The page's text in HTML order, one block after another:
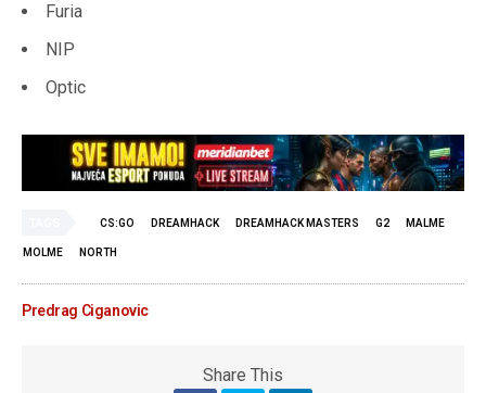
Furia
NIP
Optic
CS:GO DREAMHACK DREAMHACK MASTERS G2 MALME
MOLME NORTH
Predrag Ciganovic
Share This